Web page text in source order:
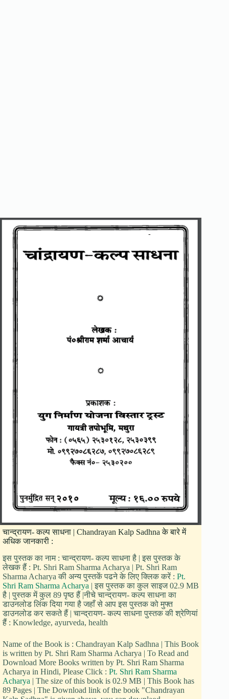
चान्द्रायण- कल्प साधना | Chandrayan Kalp Sadhna के बारे में
अधिक जानकारी :
इस पुस्तक का नाम : चान्द्रायण- कल्प साधना है | इस पुस्तक के
लेखक हैं : Pt. Shri Ram Sharma Acharya | Pt. Shri Ram
Sharma Acharya की अन्य पुस्तकें पढने के लिए क्लिक करें : Pt.
Shri Ram Sharma Acharya | इस पुस्तक का कुल साइज 02.9 MB
है | पुस्तक में कुल 89 पृष्ठ हैं |नीचे चान्द्रायण- कल्प साधना का
डाउनलोड लिंक दिया गया है जहाँ से आप इस पुस्तक को मुफ्त
डाउनलोड कर सकते हैं | चान्द्रायण- कल्प साधना पुस्तक की श्रेणियां
हैं : Knowledge, ayurveda, health
Name of the Book is : Chandrayan Kalp Sadhna | This Book
is written by Pt. Shri Ram Sharma Acharya | To Read and
Download More Books written by Pt. Shri Ram Sharma
Acharya in Hindi, Please Click : Pt. Shri Ram Sharma
Acharya | The size of this book is 02.9 MB | This Book has
89 Pages | The Download link of the book "Chandrayan